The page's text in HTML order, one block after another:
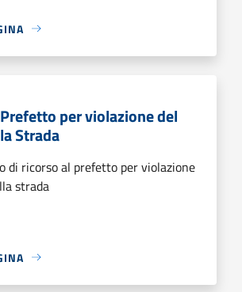
per violazione del
Strada
di ricorso al prefetto per violazione
strada